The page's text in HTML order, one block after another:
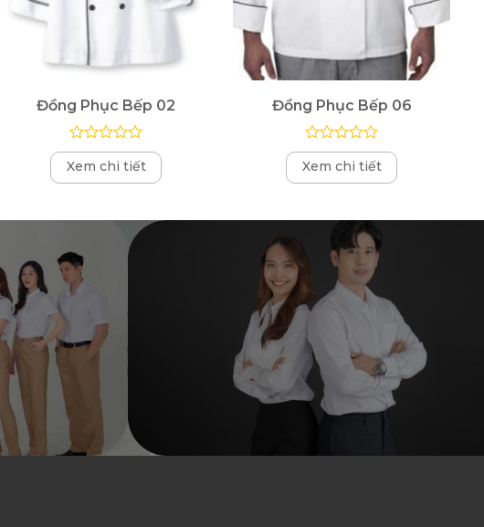
Đồng Phục Bếp 02
Được
xếp
hạng
Xem chi tiết
Đồng Phục Bếp 06
Được
xếp
hạng
Xem chi tiết